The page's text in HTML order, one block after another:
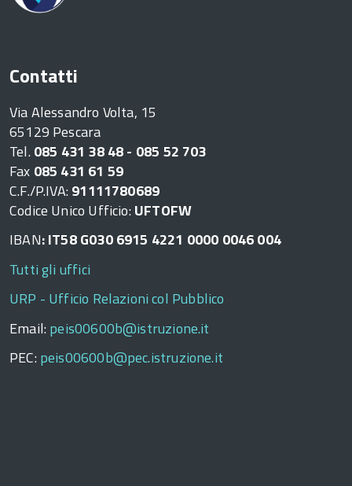
Contatti
Via Alessandro Volta, 15
65129 Pescara
Tel. 085 431 38 48 - 085 52 703
Fax 085 431 61 59
C.F./P.IVA: 91111780689
Codice Unico Ufficio: UFTOFW
IBAN: IT58 G030 6915 4221 0000 0046 004
Tutti gli uffici
URP - Ufficio Relazioni col Pubblico
Email: peis00600b@istruzione.it
PEC: peis00600b@pec.istruzione.it